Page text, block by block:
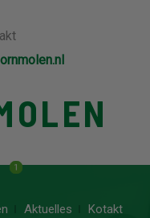
1
Aktuelles Kotakt